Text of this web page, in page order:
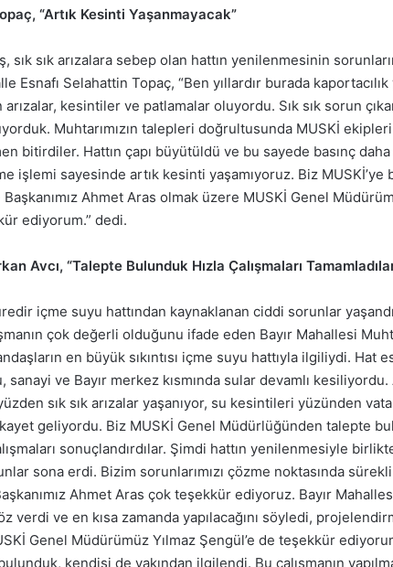
“Artık Kesinti Yaşanmayacak”
sık sık arızalara sebep olan hattın yenilenmesinin
Esnafı Selahattin Topaç, “Ben yıllardır burada kaportacılık
kesintiler ve patlamalar oluyordu. Sık sık sorun
Muhtarımızın talepleri doğrultusunda MUSKİ
bitirdiler. Hattın çapı büyütüldü ve bu sayede basınç
işlemi sayesinde artık kesinti yaşamıyoruz. Biz MUSKİ’ye
Ahmet Aras olmak üzere MUSKİ Genel
ediyorum.” dedi.
Avcı, “Talepte Bulunduk Hızla Çalışmaları
içme suyu hattından kaynaklanan ciddi sorunlar
çok değerli olduğunu ifade eden Bayır Mahallesi
en büyük sıkıntısı içme suyu hattıyla ilgiliydi. Hat
ve Bayır merkez kısmında sular devamlı kesiliyordu.
sık sık arızalar yaşanıyor, su kesintileri yüzünden
geliyordu. Biz MUSKİ Genel Müdürlüğünden talepte
sonuçlandırdılar. Şimdi hattın yenilenmesiyle
sona erdi. Bizim sorunlarımızı çözme noktasında
Ahmet Aras çok teşekkür ediyoruz. Bayır
verdi ve en kısa zamanda yapılacağını söyledi,
Genel Müdürümüz Yılmaz Şengül’e de teşekkür
kendisi de yakından ilgilendi. Bu çalışmanın